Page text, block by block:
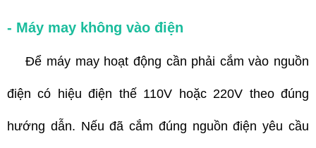
- Máy may không vào điện
Để máy may hoạt động cần phải cắm vào nguồn
điện có hiệu điện thế 110V hoặc 220V theo đúng
hướng dẫn. Nếu đã cắm đúng nguồn điện yêu cầu